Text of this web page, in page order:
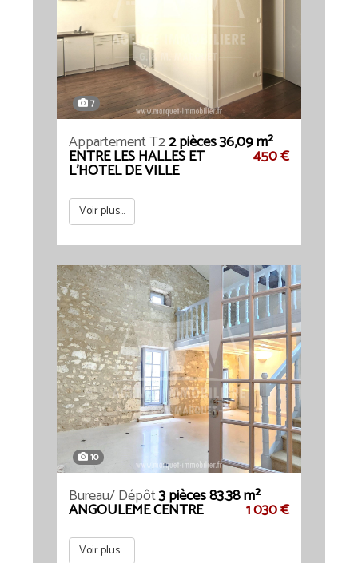
7
Appartement T22 pièces 36,09 m²
450 €
ENTRE LES HALLES ET
L'HOTEL DE VILLE
Voir plus...
10
Bureau/ Dépôt3 pièces 83.38 m²
1 030 €
ANGOULEME CENTRE
Voir plus...